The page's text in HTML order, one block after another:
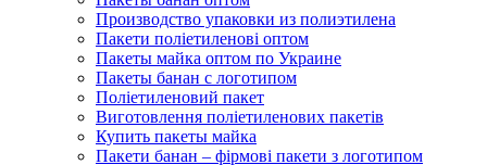
Производство упаковки из полиэтилена
Пакети поліетиленові оптом
Пакеты майка оптом по Украине
Пакеты банан с логотипом
Поліетиленовий пакет
Виготовлення поліетиленових пакетів
Купить пакеты майка
Пакети банан – фірмові пакети з логотипом